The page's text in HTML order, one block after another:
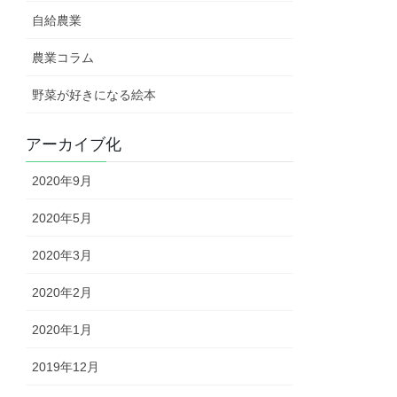
自給農業
農業コラム
野菜が好きになる絵本
アーカイブ化
2020年9月
2020年5月
2020年3月
2020年2月
2020年1月
2019年12月